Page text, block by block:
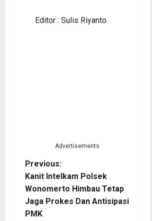
Editor : Sulis Riyanto
Advertisements
P
o
s
Previous:
Kanit Intelkam Polsek
Wonomerto Himbau Tetap
Jaga Prokes Dan Antisipasi
PMK